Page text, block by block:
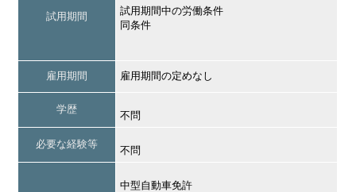
試用期間
試用期間中の労働条件
同条件
雇用期間 雇用期間の定めなし
学歴
不問
必要な経験等
不問
中型自動車免許